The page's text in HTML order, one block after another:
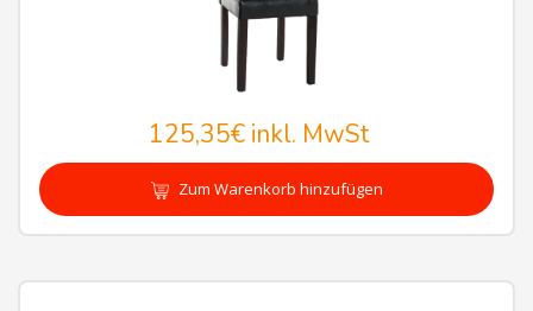
125,35€inkl. MwSt
Zum Warenkorb hinzufügen